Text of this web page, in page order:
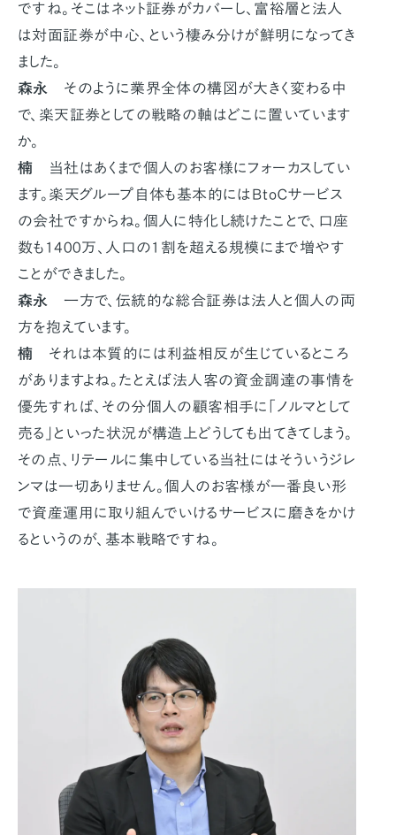
ですね。そこはネット証券がカバーし、富裕層と法人
は対面証券が中心、という棲み分けが鮮明になってき
ました。
森永
そのように業界全体の構図が大きく変わる中
で、楽天証券としての戦略の軸はどこに置いています
か。
楠 当社はあくまで個人のお客様にフォーカスしてい
ます。楽天グループ自体も基本的にはＢtoＣサービス
の会社ですからね。個人に特化し続けたことで、口座
数も1400万、人口の1割を超える規模にまで増やす
ことができました。
森永
一方で、伝統的な総合証券は法人と個人の両
方を抱えています。
楠 それは本質的には利益相反が生じているところ
がありますよね。たとえば法人客の資金調達の事情を
優先すれば、その分個人の顧客相手に「ノルマとして
売る」といった状況が構造上どうしても出てきてしまう。
その点、リテールに集中している当社にはそういうジレ
ンマは一切ありません。個人のお客様が一番良い形
で資産運用に取り組んでいけるサービスに磨きをかけ
るというのが、基本戦略ですね。